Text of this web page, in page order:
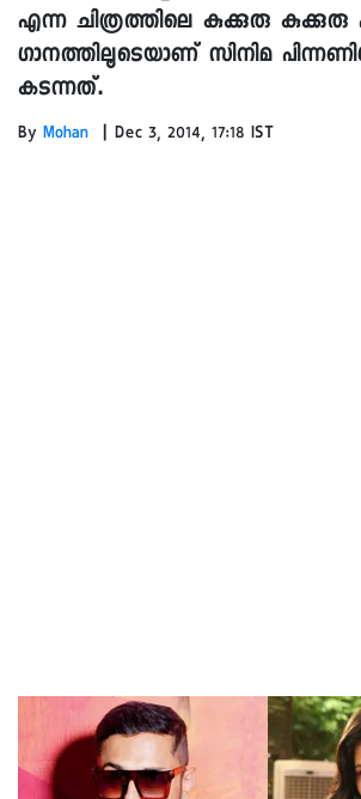
എന്ന ചിത്രത്തിലെ കുക്കുരു കുക്കുരു
ഗാനത്തിലൂടെയാണ് സിനിമ
കടന്നത്.
By Mohan | Dec 3, 2014, 17:18 IST